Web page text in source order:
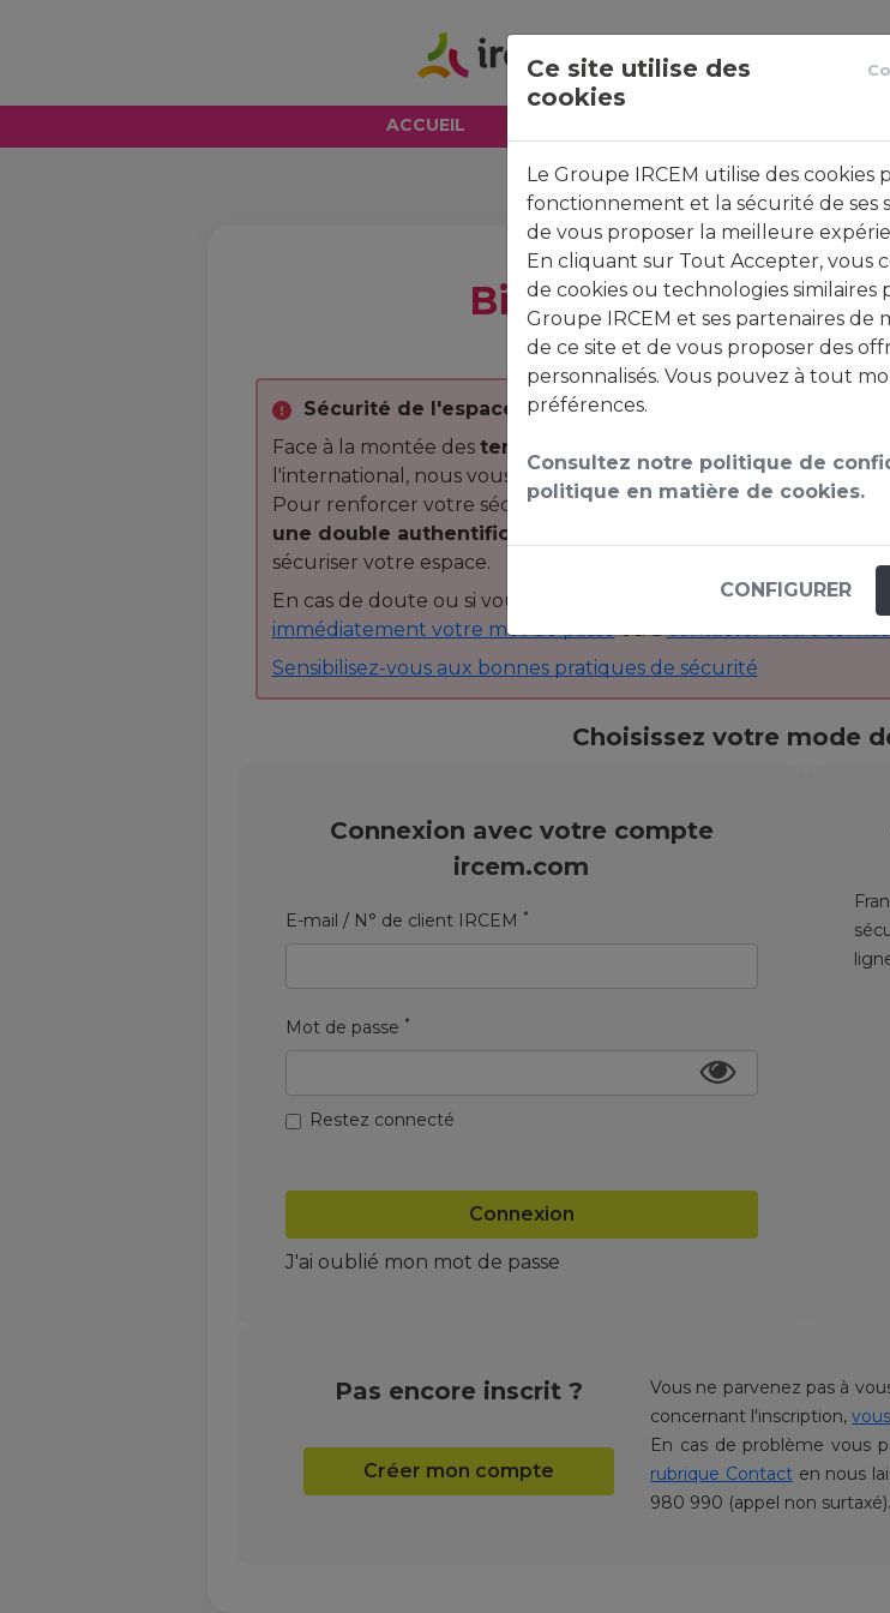
Le groupe de protection sociale
ACCUEIL
Bienvenue sur votre
Sécurité de l'espace client
Face à la montée des tentatives d’usurpation d’identité
l'international, nous vous invitons à faire preuve de la plus
Pour renforcer votre sécurité et conformément aux nouveaux
une double authentification à la connexion à votre espace
sécuriser votre espace.
En cas de doute ou si vous pensez que vos identifiants ont été
immédiatement votre mot de passeou àcontacter notre
Sensibilisez-vous aux bonnes pratiques de sécurité
Choisissez votre mode
Connexion avec votre compte
ircem.com
E-mail / N° de client IRCEM *
Mot de passe *
Restez connecté
Connexion
J'ai oublié mon mot de passe
Pas encore inscrit ?
Créer mon compte
Vous ne parvenez pas à
concernant l'inscription,
En cas de problème vous
rubrique Contact en nous
980 990 (appel non surtaxé).
Ce site utilise des
cookies
Le Groupe IRCEM utilise des cookies
fonctionnement et la sécurité de ses
de vous proposer la meilleure
En cliquant sur Tout Accepter, vous
de cookies ou technologies
Groupe IRCEM et ses partenaires de
de ce site et de vous proposer des
personnalisés. Vous pouvez à tout
préférences.
Consultez notre politique de
politique en matière de cookies.
CONFIGURER